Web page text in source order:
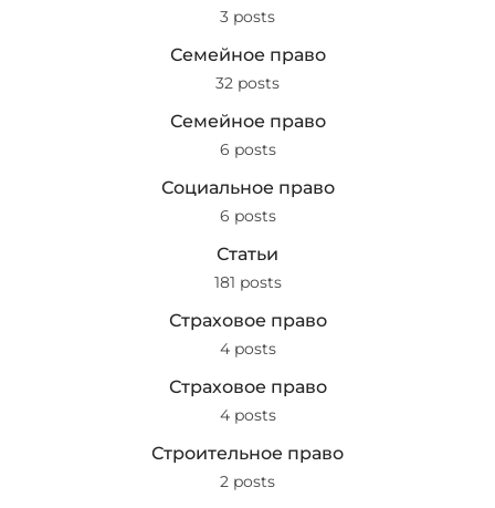
3 posts
Семейное право
32 posts
Семейное право
6 posts
Социальное право
6 posts
Статьи
181 posts
Страховое право
4 posts
Страховое право
4 posts
Строительное право
2 posts